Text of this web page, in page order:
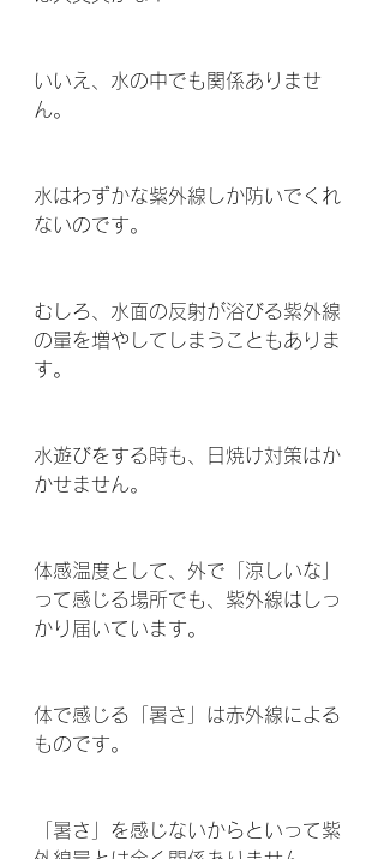
いいえ、水の中でも関係ありませ
ん。
水はわずかな紫外線しか防いでくれ
ないのです。
むしろ、水面の反射が浴びる紫外線
の量を増やしてしまうこともありま
す。
水遊びをする時も、日焼け対策はか
かせません。
体感温度として、外で「涼しいな」
って感じる場所でも、紫外線はしっ
かり届いています。
体で感じる「暑さ」は赤外線による
ものです。
「暑さ」を感じないからといって紫